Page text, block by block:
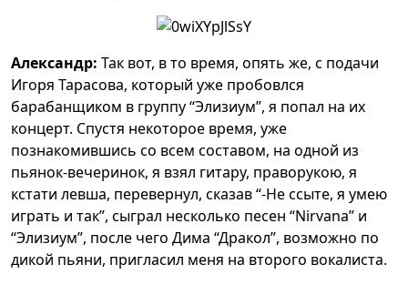
Александр: Так вот, в то время, опять же, с подачи
Игоря Тарасова, который уже пробовлся
барабанщиком в группу “Элизиум”, я попал на их
концерт. Спустя некоторое время, уже
познакомившись со всем составом, на одной из
пьянок-вечеринок, я взял гитару, праворукою, я
кстати левша, перевернул, сказав “-Не ссыте, я умею
играть и так”, сыграл несколько песен “Nirvana” и
“Элизиум”, после чего Дима “Дракол”, возможно по
дикой пьяни, пригласил меня на второго вокалиста.